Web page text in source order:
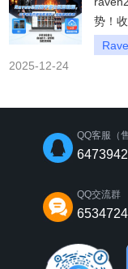
势！
2025-12-24
QQ客服（
QQ交流群